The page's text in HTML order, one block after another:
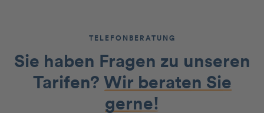
TELEFONBERATUNG
Sie haben Fragen zu unseren
Tarifen? Wir beraten Sie
gerne!